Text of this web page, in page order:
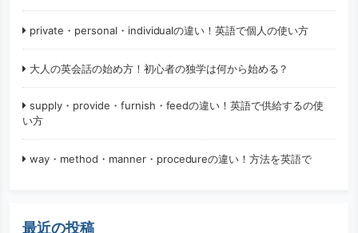
private・personal・individualの違い！英語で個人の使い方
大人の英会話の始め方！初心者の独学は何から始める？
supply・provide・furnish・feedの違い！英語で供給するの使
い方
way・method・manner・procedureの違い！方法を英語で
最近の投稿